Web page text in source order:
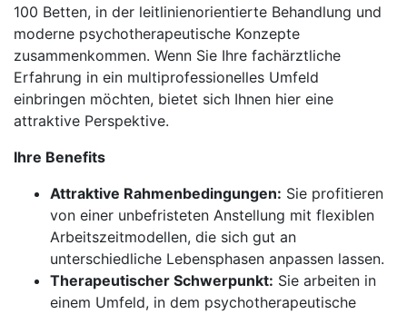
100 Betten, in der leitlinienorientierte Behandlung und
moderne psychotherapeutische Konzepte
zusammenkommen. Wenn Sie Ihre fachärztliche
Erfahrung in ein multiprofessionelles Umfeld
einbringen möchten, bietet sich Ihnen hier eine
attraktive Perspektive.
Ihre Benefits
Attraktive Rahmenbedingungen: Sie profitieren
von einer unbefristeten Anstellung mit flexiblen
Arbeitszeitmodellen, die sich gut an
unterschiedliche Lebensphasen anpassen lassen.
Therapeutischer Schwerpunkt: Sie arbeiten in
einem Umfeld, in dem psychotherapeutische